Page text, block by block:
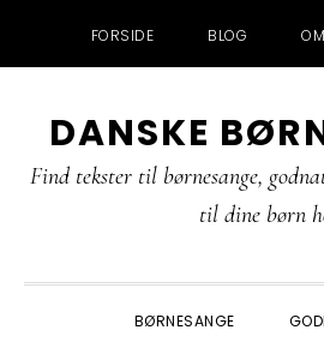
FORSIDE BLOG OM
direkte
til
indhold
direkte
til
direkte
til
DANSKE
Find tekster til børnesange,
til dine børn
BØRNESANGE